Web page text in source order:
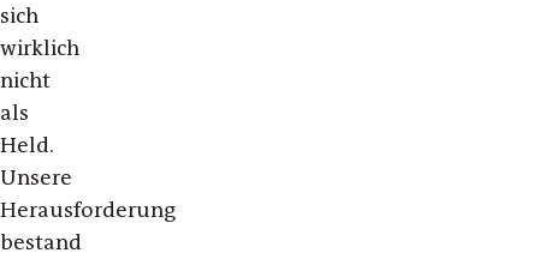
sich
wirklich
nicht
als
Held.
Unsere
Herausforderung
bestand